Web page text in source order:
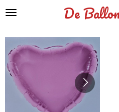
Ga
hoofdinhoud
De